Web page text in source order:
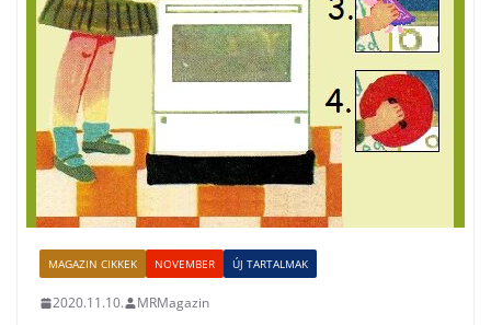
MAGAZIN CIKKEK NOVEMBER ÚJ TARTALMAK
2020.11.10. MRMagazin